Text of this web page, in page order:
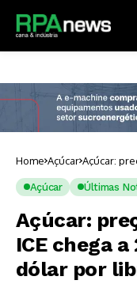
Home Açúcar Açúcar:
centavos
Açúcar Últimas
Açúcar:
ICE chega
dólar por